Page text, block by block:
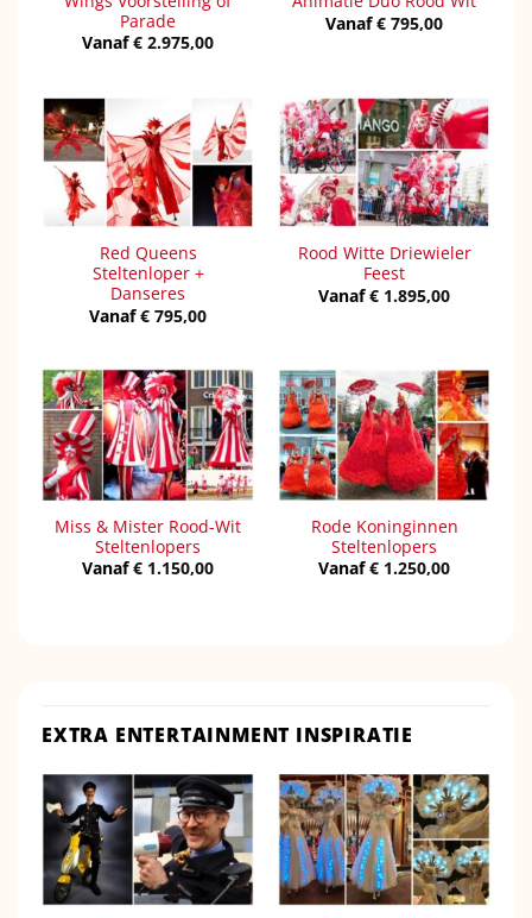
Parade
Vanaf€ 2.975,00
Vanaf€ 795,00
Red Queens
Steltenloper +
Danseres
Vanaf€ 795,00
Rood Witte Driewieler
Feest
Vanaf€ 1.895,00
Miss & Mister Rood-Wit
Steltenlopers
Vanaf€ 1.150,00
Rode Koninginnen
Steltenlopers
Vanaf€ 1.250,00
EXTRA ENTERTAINMENT INSPIRATIE